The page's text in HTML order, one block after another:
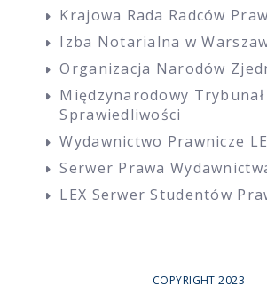
Krajowa Rada Radców
Izba Notarialna w
Organizacja Narodów
Międzynarodowy Trybunał
Sprawiedliwości
Wydawnictwo Prawnicze
Serwer Prawa
LEX Serwer Studentów
COPYRIGHT 2023